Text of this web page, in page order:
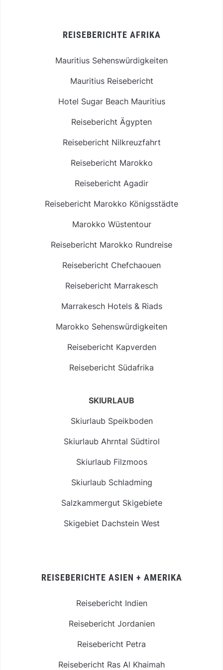
REISEBERICHTE AFRIKA
Mauritius Sehenswürdigkeiten
Mauritius Reisebericht
Hotel Sugar Beach Mauritius
Reisebericht Ägypten
Reisebericht Nilkreuzfahrt
Reisebericht Marokko
Reisebericht Agadir
Reisebericht Marokko Königsstädte
Marokko Wüstentour
Reisebericht Marokko Rundreise
Reisebericht Chefchaouen
Reisebericht Marrakesch
Marrakesch Hotels & Riads
Marokko Sehenswürdigkeiten
Reisebericht Kapverden
Reisebericht Südafrika
SKIURLAUB
Skiurlaub Speikboden
Skiurlaub Ahrntal Südtirol
Skiurlaub Filzmoos
Skiurlaub Schladming
Salzkammergut Skigebiete
Skigebiet Dachstein West
REISEBERICHTE ASIEN + AMERIKA
Reisebericht Indien
Reisebericht Jordanien
Reisebericht Petra
Reisebericht Ras Al Khaimah